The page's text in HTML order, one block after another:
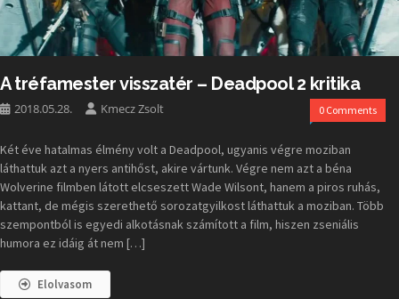
A tréfamester visszatér – Deadpool 2 kritika
2018.05.28. Kmecz Zsolt 0 Comments
Két éve hatalmas élmény volt a Deadpool, ugyanis végre moziban
láthattuk azt a nyers antihőst, akire vártunk. Végre nem azt a béna
Wolverine filmben látott elcseszett Wade Wilsont, hanem a piros ruhás,
kattant, de mégis szerethető sorozatgyilkost láthattuk a moziban. Több
szempontból is egyedi alkotásnak számított a film, hiszen zseniális
humora ez idáig át nem […]
Elolvasom